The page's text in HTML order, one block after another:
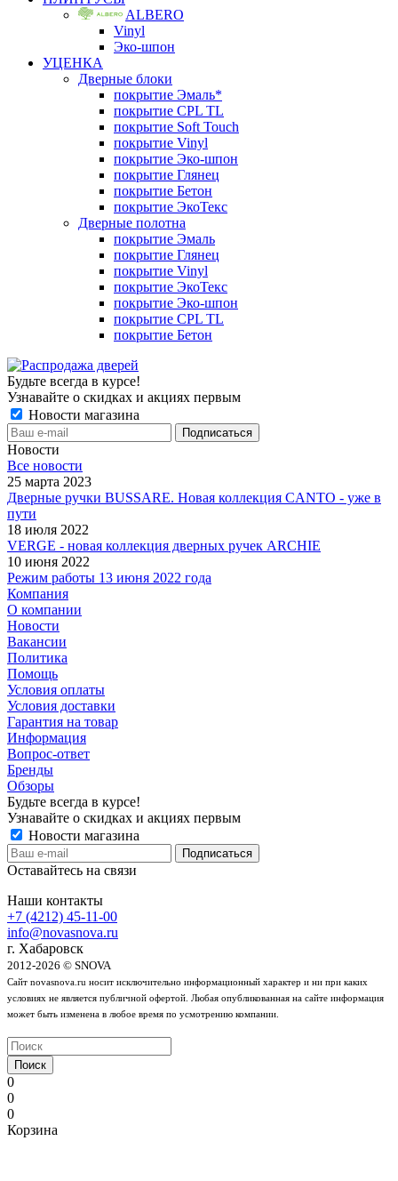
ALBERO
Vinyl
Эко-шпон
УЦЕНКА
Дверные блоки
покрытие Эмаль*
покрытие CPL TL
покрытие Soft Touch
покрытие Vinyl
покрытие Эко-шпон
покрытие Глянец
покрытие Бетон
покрытие ЭкоТекс
Дверные полотна
покрытие Эмаль
покрытие Глянец
покрытие Vinyl
покрытие ЭкоТекс
покрытие Эко-шпон
покрытие CPL TL
покрытие Бетон
Будьте всегда в курсе!
Узнавайте о скидках и акциях первым
Новости магазина
Новости
Все новости
25 марта 2023
Дверные ручки BUSSARE. Новая коллекция CANTO - уже в
пути
18 июля 2022
VERGE - новая коллекция дверных ручек ARCHIE
10 июня 2022
Режим работы 13 июня 2022 года
Компания
О компании
Новости
Вакансии
Политика
Помощь
Условия оплаты
Условия доставки
Гарантия на товар
Информация
Вопрос-ответ
Бренды
Обзоры
Будьте всегда в курсе!
Узнавайте о скидках и акциях первым
Новости магазина
Оставайтесь на связи
Наши контакты
+7 (4212) 45-11-00
info@novasnova.ru
г. Хабаровск
2012-2026 © SNOVA
Сайт novasnova.ru носит исключительно информационный характер и ни при каких
условиях не является публичной офертой. Любая опубликованная на сайте информация
может быть изменена в любое время по усмотрению компании.
Поиск
0
0
0
Корзина